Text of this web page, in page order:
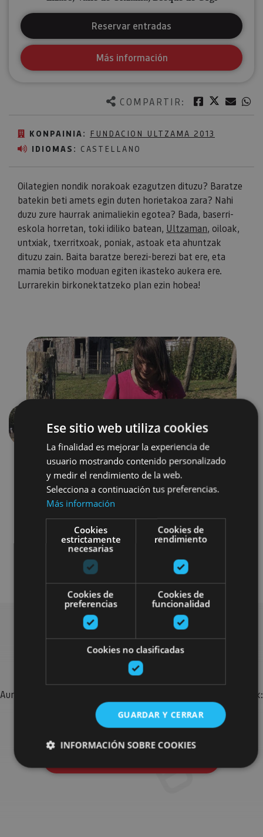
COMPARTIR: Facebook
Twitter
KONPAINIA: FUNDACION ULTZAMA 2013
IDIOMAS: CASTELLANO
Oilategien nondik norakoak ezagutzen dituzu? Baratze
batekin beti amets egin duten horietakoa zara? Nahi
duzu zure haurrak animaliekin egotea? Bada, baserri-
eskola horretan, toki idiliko batean, Ultzaman, oiloak,
untxiak, txerritxoak, poniak, astoak eta ahuntzak
dituzu zain. Baita baratze berezi-berezi bat ere, eta
mamia betiko moduan egiten ikasteko aukera ere.
Lurrarekin birkonektatzeko plan ezin hobea!
Reservar entradas
Más información
Aurrekoa
Gastronomía Visitas guiadas
Granjas-escuela Otros
Bilatu plan gehiago
Aurkitu zure bidaia Nafarroan osatzeko planak eta iradokizunak:
jarduera antolatuak, bisitak eta agendaren ekitaldi
garrantzitsuenak.
Ese sitio web utiliza cookies
La finalidad es mejorar la experiencia de
usuario mostrando contenido personalizado
y medir el rendimiento de la web.
Selecciona a continuación tus preferencias.
Más información
Cookies
estrictamente
necesarias
Cookies de
rendimiento
Cookies de
preferencias
Cookies de
funcionalidad
Cookies no clasificadas
GUARDAR Y CERRAR
INFORMACIÓN SOBRE COOKIES